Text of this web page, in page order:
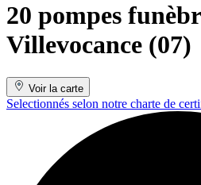
20 pompes
Villevocance (07)
Voir la carte
Selectionnés selon notre charte de